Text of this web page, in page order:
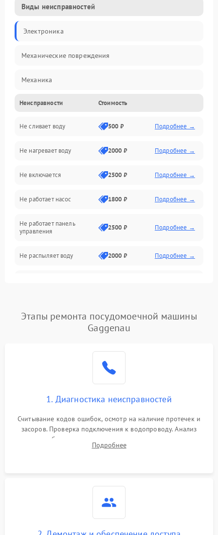
Виды неисправностей
Электроника
Механические повреждения
Механика
Управление
Электропитание
Датчики
Нагрев
Вода
Гигиена
Программное обеспечение
Неисправности Стоимость
Не сливает воду 500 ₽ Подробнее →
Не нагревает воду 2000 ₽ Подробнее →
Не включается 2500 ₽ Подробнее →
Не работает насос 1800 ₽ Подробнее →
Не работает панель
управления
2500 ₽ Подробнее →
Не распыляет воду 2000 ₽ Подробнее →
Проблемы с набором
воды
1800 ₽ Подробнее →
1700 ₽
циркуляционным насосом
2100 ₽ Подробнее →
Этапы ремонта посудомоечной машины
Gaggenau
1. Диагностика неисправностей
Считывание кодов ошибок, осмотр на наличие протечек и
засоров. Проверка подключения к водопроводу. Анализ
жалоб на отсутствие слива, нагрева, вращения
разбрызгивателей или срабатывание системы защиты
Подробнее